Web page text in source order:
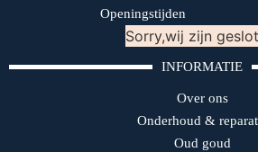
Openingstijden
Sorry,wij zijn
INFORMATIE
Over ons
Onderhoud &
Oud goud